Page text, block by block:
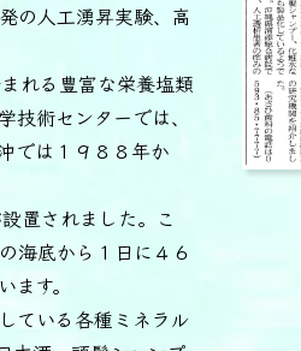
の人工湧昇実験、高
れる豊富な栄養塩類
術センターでは、
では１９８８年か
置されました。こ
海底から１日に４６
す。
ている各種ミネラル